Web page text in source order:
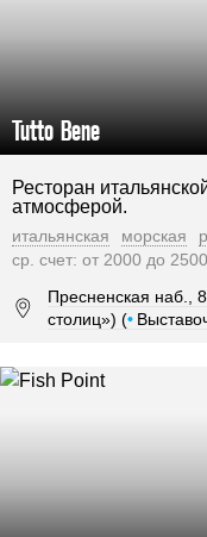
Tutto Bene
Ресторан
атмосферой.
итальянская морская
ср. счет: от 2000 до 2500
Пресненская наб.,
столиц») (•